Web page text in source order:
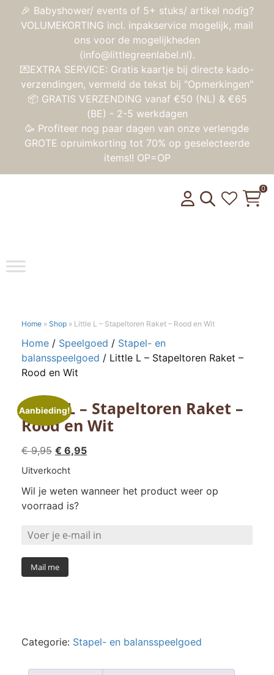
🎉 Babyshower/ events of 5+ stuks/ artikel nodig?
VOLUMEKORTING incl. inpakservice mogelijk, mail
ons voor de mogelijkheden
(info@littlegreenlabel.nl).
💌EXTRA SERVICE: Gratis kaartje bij directe kado-
verzendingen, vermeld de tekst bij "Opmerkingen"
📦 GRATIS VERZENDING vanaf €50 (NL) & €65
(BE) - 2-5 werkdagen
🥳 Profiteer nog paar dagen van onze verlengde
GROTE opruimkorting tot 70% op geselecteerde
items!! OP=OP
Toggle
0
Home » Shop » Little L – Stapeltoren Raket – Rood en Wit
Home / Speelgoed / Stapel- en
balansspeelgoed / Little L – Stapeltoren Raket –
Rood en Wit
Aanbieding!
Little L – Stapeltoren Raket –
Rood en Wit
€9,95 Oorspronkelijke
prijs
€ 9,95.
€ 6,95Huidige
€ 6,95.
Uitverkocht
Wil je weten wanneer het product weer op
voorraad is?
Mail me
Categorie: Stapel- en balansspeelgoed